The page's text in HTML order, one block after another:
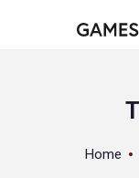
Home
HOME